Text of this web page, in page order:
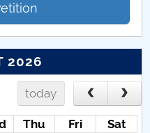
2026
today
Thu Fri
Sat